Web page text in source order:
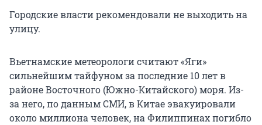
Городские власти рекомендовали не выходить на
улицу.
Вьетнамские метеорологи считают «Яги»
сильнейшим тайфуном за последние 10 лет в
районе Восточного (Южно-Китайского) моря. Из-
за него, по данным СМИ, в Китае эвакуировали
около миллиона человек, на Филиппинах погибло